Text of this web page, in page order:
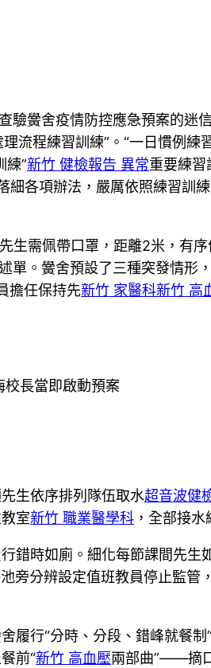
驗黌舍疫情防控應急預案的
流程練習訓練”。“一日慣例
練”新竹 健檢報告 異常重要練習
細各項辦法，嚴厲依照練習訓
生需佩帶口罩，距離2米，有
單。黌舍預設了三種突發情
擔任保持先新竹 家醫科新竹 高
長當即啟動預案
生依序排列隊伍取水超音波健
室新竹 職業醫學科 ，全部接
錯時如廁。細化每節課間先
旁分辨設定值班教員停止監管
履行“分時、分段、錯峰就餐
前“新竹 高血壓兩部曲”——摘